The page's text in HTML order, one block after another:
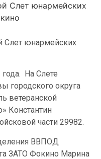
Слет юнармейских
Слет юнармейских
На Слете
городского округа
ветеранской
Константин
части 29982.
ВВПОД
ЗАТО Фокино Марина